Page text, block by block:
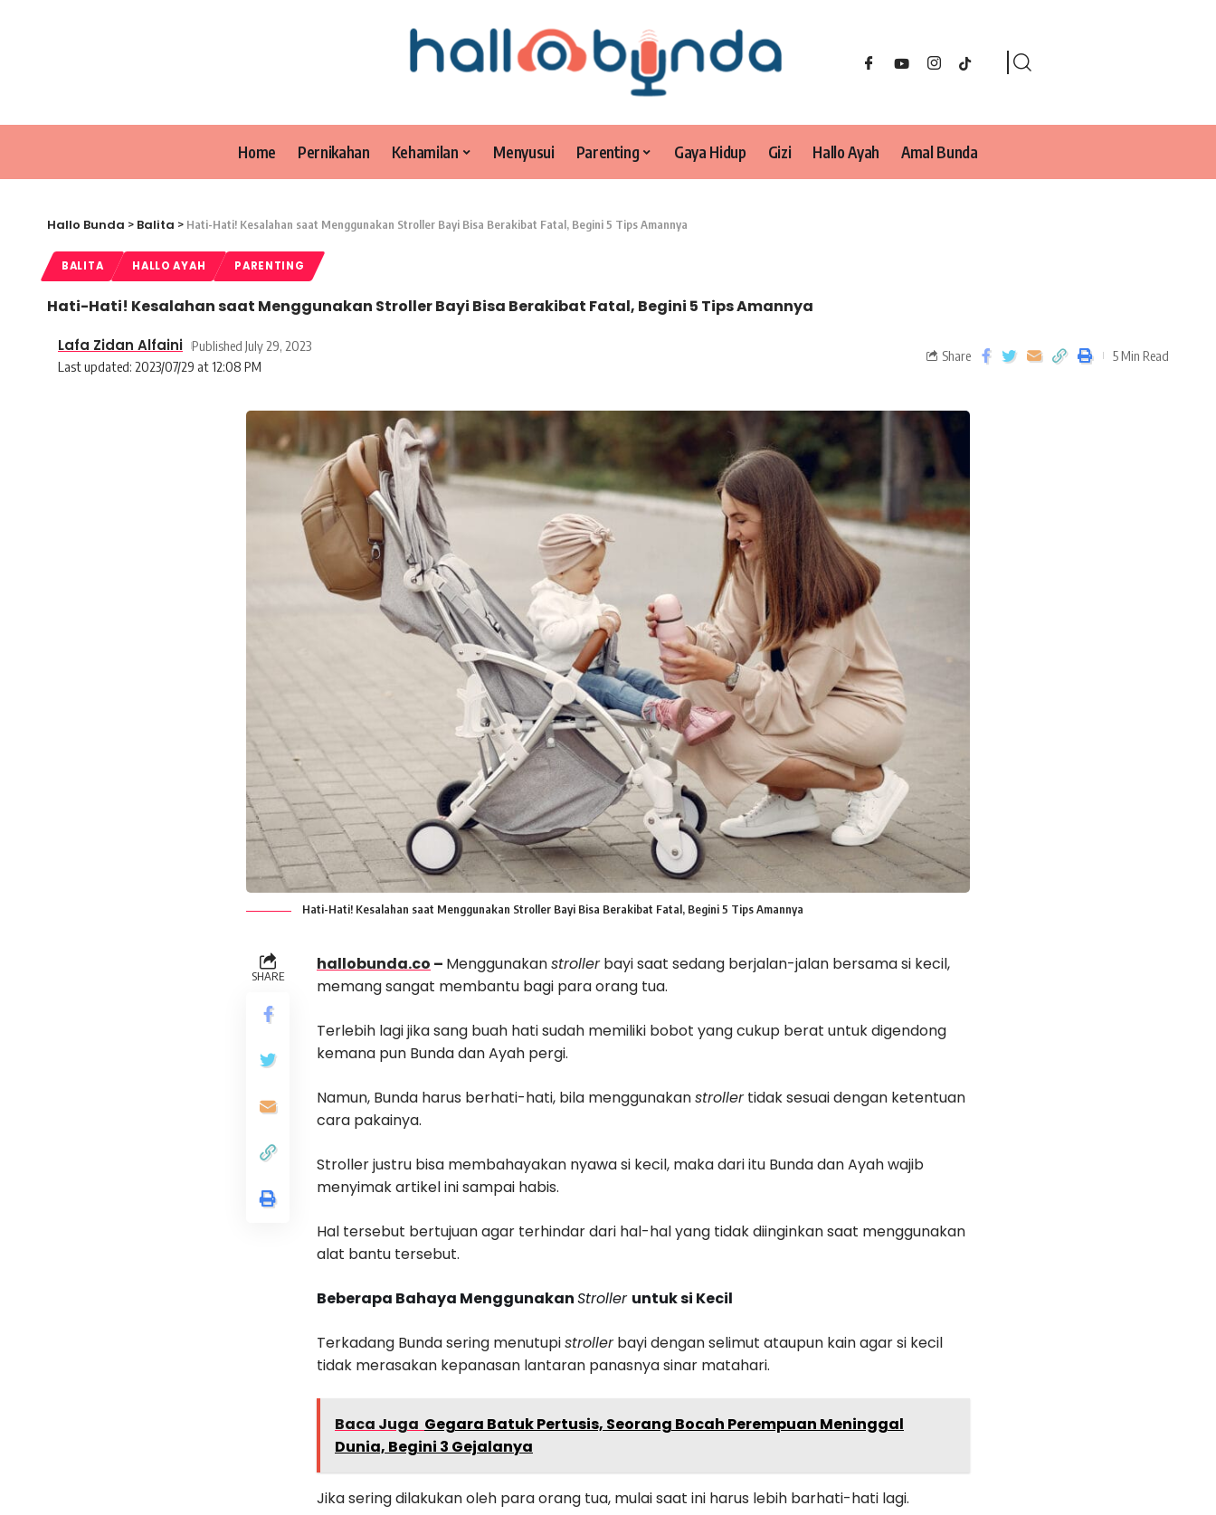
Home Pernikahan Kehamilan Menyusui Parenting Gaya Hidup Gizi Hallo Ayah Amal Bunda
Hallo Bunda > Balita > Hati-Hati! Kesalahan saat Menggunakan Stroller Bayi Bisa Berakibat Fatal, Begini 5 Tips Amannya
BALITA HALLO AYAH PARENTING
Hati-Hati! Kesalahan saat Menggunakan Stroller Bayi Bisa Berakibat Fatal, Begini 5 Tips Amannya
Last updated: 2023/07/29 at 12:08 PM
Lafa Zidan Alfaini Published July 29, 2023
Share 5 Min Read
Hati-Hati! Kesalahan saat Menggunakan Stroller Bayi Bisa Berakibat Fatal, Begini 5 Tips Amannya
SHARE
hallobunda.co – Menggunakanstrollerbayi saat sedang berjalan-jalan bersama si kecil,
memang sangat membantu bagi para orang tua.
Terlebih lagi jika sang buah hati sudah memiliki bobot yang cukup berat untuk digendong
kemana pun Bunda dan Ayah pergi.
Namun, Bunda harus berhati-hati, bila menggunakanstrollertidak sesuai dengan ketentuan
cara pakainya.
Stroller justru bisa membahayakan nyawa si kecil, maka dari itu Bunda dan Ayah wajib
menyimak artikel ini sampai habis.
Hal tersebut bertujuan agar terhindar dari hal-hal yang tidak diinginkan saat menggunakan
alat bantu tersebut.
Beberapa Bahaya MenggunakanStroller untuk si Kecil
Terkadang Bunda sering menutupistrollerbayi dengan selimut ataupun kain agar si kecil
tidak merasakan kepanasan lantaran panasnya sinar matahari.
Baca Juga Gegara Batuk Pertusis, Seorang Bocah Perempuan Meninggal
Dunia, Begini 3 Gejalanya
Jika sering dilakukan oleh para orang tua, mulai saat ini harus lebih barhati-hati lagi.